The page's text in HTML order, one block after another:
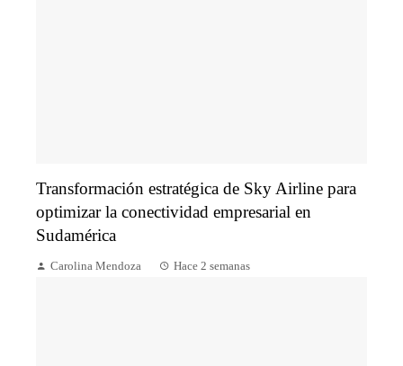
Transformación estratégica de Sky Airline para
optimizar la conectividad empresarial en
Sudamérica
Carolina Mendoza Hace 2 semanas